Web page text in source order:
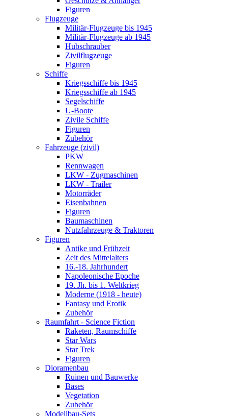
Figuren
Flugzeuge
Militär-Flugzeuge bis 1945
Militär-Flugzeuge ab 1945
Hubschrauber
Zivilflugzeuge
Figuren
Schiffe
Kriegsschiffe bis 1945
Kriegsschiffe ab 1945
Segelschiffe
U-Boote
Zivile Schiffe
Figuren
Zubehör
Fahrzeuge (zivil)
PKW
Rennwagen
LKW - Zugmaschinen
LKW - Trailer
Motorräder
Eisenbahnen
Figuren
Baumaschinen
Nutzfahrzeuge & Traktoren
Figuren
Antike und Frühzeit
Zeit des Mittelalters
16.-18. Jahrhundert
Napoleonische Epoche
19. Jh. bis 1. Weltkrieg
Moderne (1918 - heute)
Fantasy und Erotik
Zubehör
Raumfahrt - Science Fiction
Raketen, Raumschiffe
Star Wars
Star Trek
Figuren
Dioramenbau
Ruinen und Bauwerke
Bases
Vegetation
Zubehör
Modellbau-Sets